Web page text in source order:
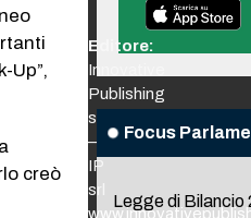
Up”,
creò
Focus
Legge di Bilancio
Editore:
Innovative
Publishing
srl
–
IP
srl